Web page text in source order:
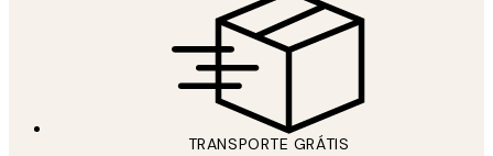
TRANSPORTE GRÁTIS